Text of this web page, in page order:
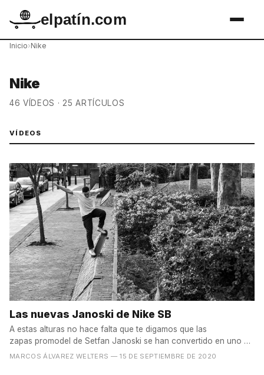
elpatín.com
Inicio›Nike
Nike
46 VÍDEOS · 25 ARTÍCULOS
VÍDEOS
Las nuevas Janoski de Nike SB
A estas alturas no hace falta que te digamos que las
zapas promodel de Setfan Janoski se han convertido en uno de
los...
MARCOS ÁLVAREZ WELTERS — 15 DE SEPTIEMBRE DE 2020